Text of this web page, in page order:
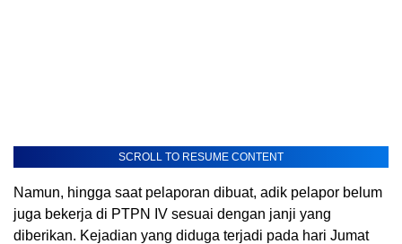
SCROLL TO RESUME CONTENT
Namun, hingga saat pelaporan dibuat, adik pelapor belum
juga bekerja di PTPN IV sesuai dengan janji yang
diberikan. Kejadian yang diduga terjadi pada hari Jumat